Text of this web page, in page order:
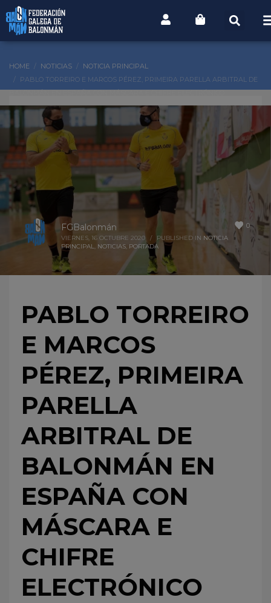
HOME NOTICIAS
NOTICIA PRINCIPAL
PABLO TORREIRO E MARCOS PÉREZ, PRIMEIRA PARELLA ARBITRAL DE
0
FGBalonmán
VIERNES, 16 OCTUBRE 2020 / PUBLISHED IN NOTICIA
PRINCIPAL, NOTICIAS, PORTADA
PABLO TORREIRO
E MARCOS
PÉREZ, PRIMEIRA
PARELLA
ARBITRAL DE
BALONMÁN EN
ESPAÑA CON
MÁSCARA E
CHIFRE
ELECTRÓNICO